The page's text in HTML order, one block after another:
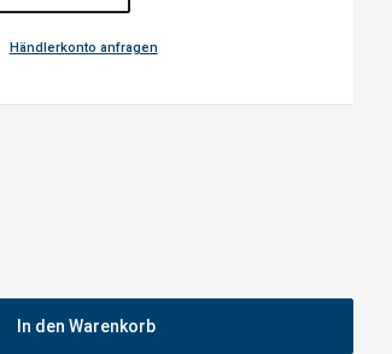
Händlerkonto anfragen
In den Warenkorb